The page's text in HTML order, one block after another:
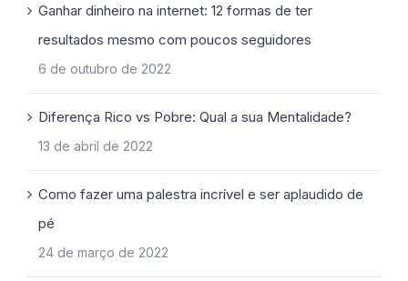
Ganhar dinheiro na internet: 12 formas de ter
resultados mesmo com poucos seguidores
6 de outubro de 2022
Diferença Rico vs Pobre: Qual a sua Mentalidade?
13 de abril de 2022
Como fazer uma palestra incrível e ser aplaudido de
pé
24 de março de 2022